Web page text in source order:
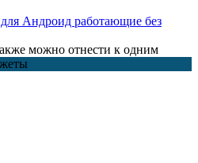
Андроид работающие без
можно отнести к одним